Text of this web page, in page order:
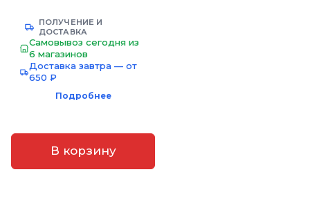
ПОЛУЧЕНИЕ И
ДОСТАВКА
Самовывоз сегодня из
6 магазинов
Доставка завтра — от
650 ₽
Подробнее
В корзину